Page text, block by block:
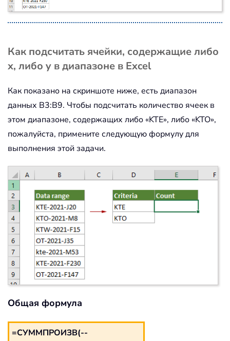
Как подсчитать ячейки, содержащие либо
x, либо y в диапазоне в Excel
Как показано на скриншоте ниже, есть диапазон
данных B3:B9. Чтобы подсчитать количество ячеек в
этом диапазоне, содержащих либо «KTE», либо «KTO»,
пожалуйста, примените следующую формулу для
выполнения этой задачи.
Общая формула
=СУММПРОИЗВ(--